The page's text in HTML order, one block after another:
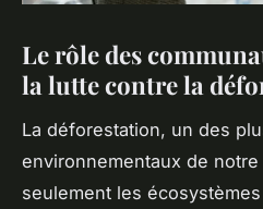
Le rôle des
la lutte contre la
La déforestation, un des
environnementaux de
seulement les